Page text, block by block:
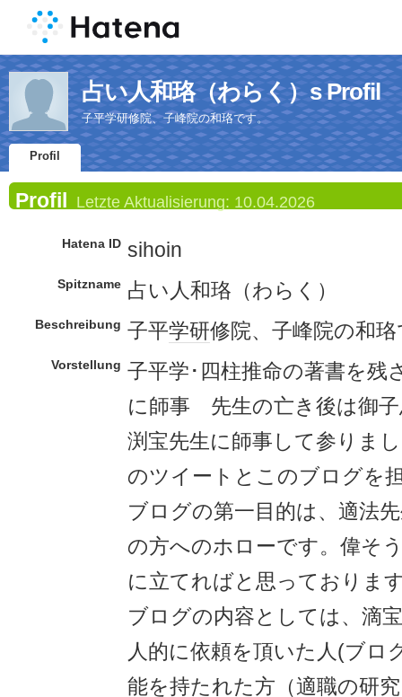
占い人和珞（わらく）s Profil
子平学研修院、子峰院の和珞です。
Profil
Profil Letzte Aktualisierung: 10.04.2026
Hatena ID sihoin
Spitzname 占い人和珞（わらく）
Beschreibung 子平学研修院、子峰院の和
Vorstellung 子平学･四柱推命の著書を残
に師事 先生の亡き後は御
渕宝先生に師事して参りま
のツイートとこのブログを
ブログの第一目的は、適法
の方へのホローです。偉そ
に立てればと思っておりま
ブログの内容としては、滴
人的に依頼を頂いた人(ブロ
能を持たれた方（適職の研